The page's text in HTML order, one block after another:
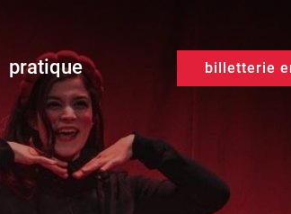
pratique billetterie